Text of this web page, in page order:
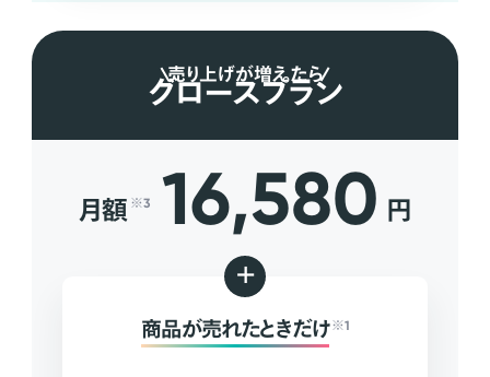
売り上げが増えたら
グロースプラン
月額 ※3 16,580 円
+
商品が売れたときだけ ※1